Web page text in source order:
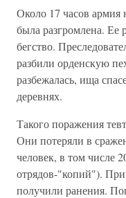
Около 17 часов армия
была разгромлена. Ее
бегство.
разбили орденскую
разбежалась, ища
деревнях.
Такого поражения
Они потеряли в
человек, в том числе
отрядов-"копий").
получили ранения.